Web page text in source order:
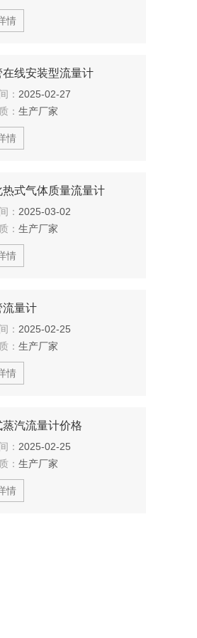
情
在线安装型流量计
： 2025-02-27
： 生产厂家
情
热式气体质量流量计
： 2025-03-02
： 生产厂家
情
流量计
： 2025-02-25
： 生产厂家
情
蒸汽流量计价格
： 2025-02-25
： 生产厂家
情